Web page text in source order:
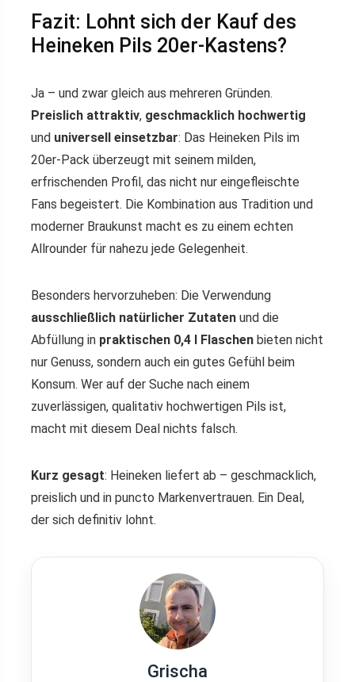
Fazit: Lohnt sich der Kauf des
Heineken Pils 20er-Kastens?
Ja – und zwar gleich aus mehreren Gründen.
Preislich attraktiv, geschmacklich hochwertig
und universell einsetzbar: Das Heineken Pils im
20er-Pack überzeugt mit seinem milden,
erfrischenden Profil, das nicht nur eingefleischte
Fans begeistert. Die Kombination aus Tradition und
moderner Braukunst macht es zu einem echten
Allrounder für nahezu jede Gelegenheit.
Besonders hervorzuheben: Die Verwendung
ausschließlich natürlicher Zutaten und die
Abfüllung in praktischen 0,4 l Flaschen bieten nicht
nur Genuss, sondern auch ein gutes Gefühl beim
Konsum. Wer auf der Suche nach einem
zuverlässigen, qualitativ hochwertigen Pils ist,
macht mit diesem Deal nichts falsch.
Kurz gesagt: Heineken liefert ab – geschmacklich,
preislich und in puncto Markenvertrauen. Ein Deal,
der sich definitiv lohnt.
Grischa